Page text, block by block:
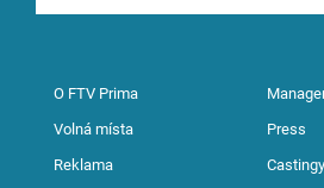
O FTV Prima
Volná místa Press
Reklama